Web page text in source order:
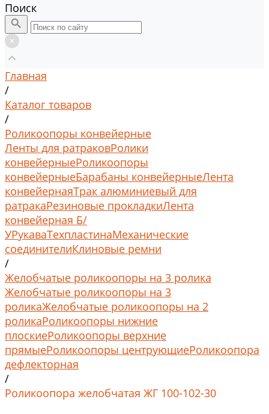
Поиск
Главная
/
Каталог товаров
/
Роликоопоры конвейерные
Ленты для ратраковРолики
конвейерныеРоликоопоры
конвейерныеБарабаны конвейерныеЛента
конвейернаяТрак алюминиевый для
ратракаРезиновые прокладкиЛента
конвейерная Б/
УРукаваТехпластинаМеханические
соединителиКлиновые ремни
/
Желобчатые роликоопоры на 3 ролика
Желобчатые роликоопоры на 3
роликаЖелобчатые роликоопоры на 2
роликаРоликоопоры нижние
плоскиеРоликоопоры верхние
прямыеРоликоопоры центрующиеРоликоопора
дефлекторная
/
Роликоопора желобчатая ЖГ 100-102-30